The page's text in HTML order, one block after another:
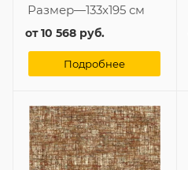
Размер—133x195 см
от10 568 руб.
Подробнее